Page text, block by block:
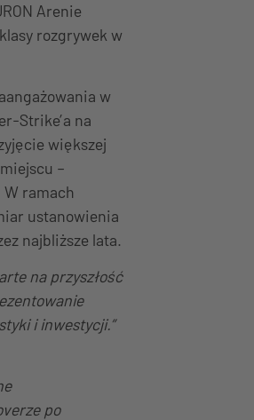
Arenie
rozgrywek w
w
Strike’a na
większej
–
ramach
ustanowienia
najbliższe lata.
na przyszłość
i inwestycji.”
po